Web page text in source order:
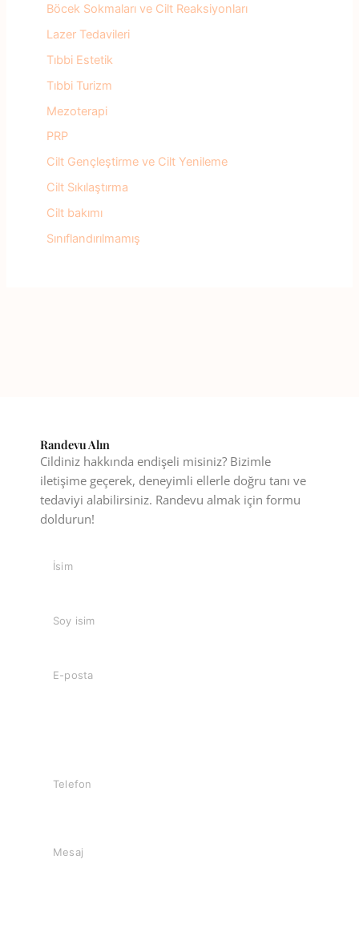
Böcek Sokmaları ve Cilt Reaksiyonları
Lazer Tedavileri
Tıbbi Estetik
Tıbbi Turizm
Mezoterapi
PRP
Cilt Gençleştirme ve Cilt Yenileme
Cilt Sıkılaştırma
Cilt bakımı
Sınıflandırılmamış
Randevu Alın
Cildiniz hakkında endişeli misiniz? Bizimle
iletişime geçerek, deneyimli ellerle doğru tanı ve
tedaviyi alabilirsiniz. Randevu almak için formu
doldurun!